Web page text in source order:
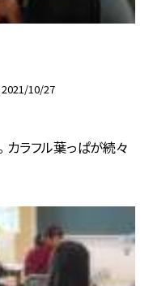
2021/10/27
カラフル葉っぱが続々